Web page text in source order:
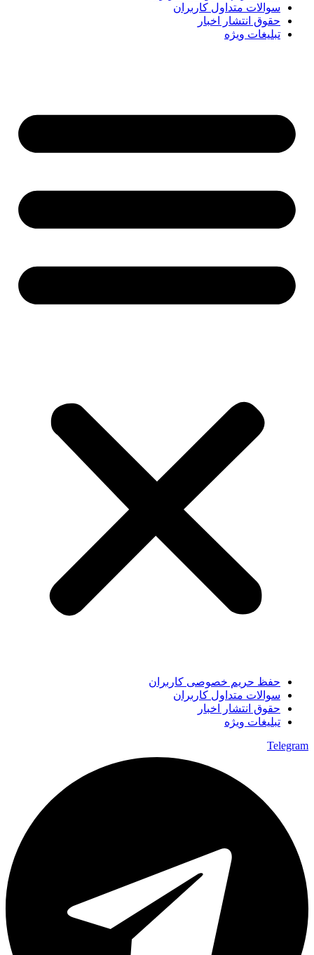
سوالات متداول کاربران
حقوق انتشار اخبار
تبلیغات ویژه
حفظ حریم خصوصی کاربران
سوالات متداول کاربران
حقوق انتشار اخبار
تبلیغات ویژه
Telegram